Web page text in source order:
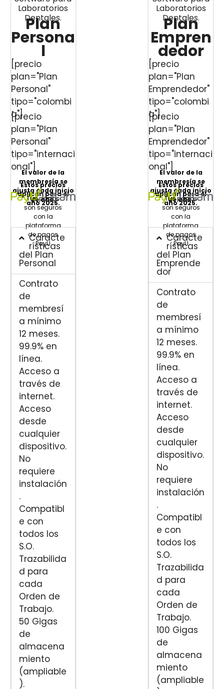
Laboratorios
Dentales.
Plan
Persona
l
[precio
plan="Plan
Personal"
tipo="colombi
a"]
[precio
plan="Plan
Personal"
tipo="internaci
onal"]El valor de la
membresía se
ajusta cada inicio
de año.
Estos precios
aplican para el
año 2025.
Tus pagos
son seguros
con la
plataforma
de pagos
PayU
Caracte
rísticas
del Plan
Personal
Contrato
de
membresí
a mínimo
12 meses.
99.9% en
línea.
Acceso a
través de
internet.
Acceso
desde
cualquier
dispositivo.
No
requiere
instalación
.
Compatibl
e con
todos los
S.O.
Trazabilida
d para
cada
Orden de
Trabajo.
50 Gigas
de
almacena
miento
(ampliable
).
Laboratorios
Dentales.
Plan
Empren
dedor
[precio
plan="Plan
Emprendedor"
tipo="colombi
a"]
[precio
plan="Plan
Emprendedor"
tipo="internaci
onal"]El valor de la
membresía se
ajusta cada inicio
de año.
Estos precios
aplican para el
año 2025.
Tus pagos
son seguros
con la
plataforma
de pagos
PayU
Caracte
rísticas
del Plan
Emprende
dor
Contrato
de
membresí
a mínimo
12 meses.
99.9% en
línea.
Acceso a
través de
internet.
Acceso
desde
cualquier
dispositivo.
No
requiere
instalación
.
Compatibl
e con
todos los
S.O.
Trazabilida
d para
cada
Orden de
Trabajo.
100 Gigas
de
almacena
miento
(ampliable